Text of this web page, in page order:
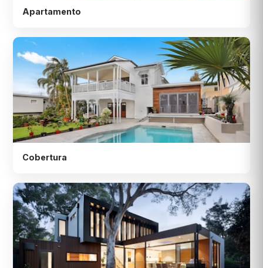
Apartamento
Cobertura